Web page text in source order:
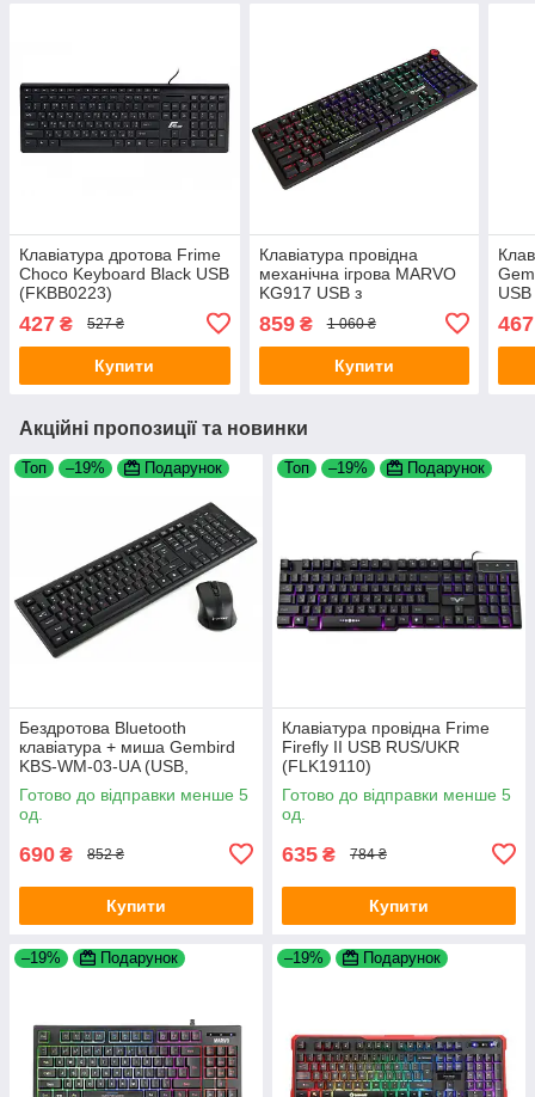
Клавіатура дротова Frime
Choco Keyboard Black USB
(FKBB0223)
427 ₴ 527 ₴
Купити
Клавіатура провідна
механічна ігрова MARVO
KG917 USB з
859₴ 1 060 ₴
Купити
467
Акційні пропозиції та новинки
Топ –19% Подарунок
Бездротова Bluetooth
клавіатура + миша Gembird
KBS-WM-03-UA (USB,
мультимедійний) Black
Готово до відправки менше 5
од.
690 ₴ 852 ₴
Купити
Топ –19% Подарунок
Клавіатура провідна Frime
Firefly II USB RUS/UKR
(FLK19110)
Готово до відправки менше 5
од.
635 ₴ 784 ₴
Купити
–19% Подарунок –19% Подарунок